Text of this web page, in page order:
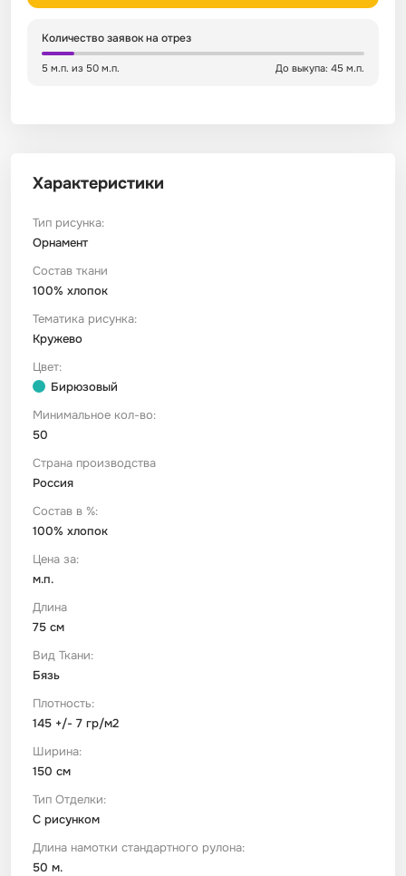
Количество заявок на отрез
5 м.п. из 50 м.п. До выкупа: 45 м.п.
Характеристики
Тип рисунка:
Орнамент
Состав ткани
100% хлопок
Тематика рисунка:
Кружево
Цвет:
Бирюзовый
Минимальное кол-во:
50
Страна производства
Россия
Состав в %:
100% хлопок
Цена за:
м.п.
Длина
75 см
Вид Ткани:
Бязь
Плотность:
145 +/- 7 гр/м2
Ширина:
150 см
Тип Отделки:
С рисунком
Длина намотки стандартного рулона:
50 м.
Сатин
Сатин Страйп
Сатин Твил
Сетка
Ситец
ТиСи Твил
Трикотаж
Тюль
Фланель
Футер
Шелк Армани
Штапель
Зеленый
Детский
Город / архитектура
Морская тема
Космос
Техника / транспорт
Имитации материалов